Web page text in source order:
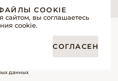
для профессионалов
для профессиональных участников
данных
COOKIE
сайтом, вы соглашаетесь
cookie.
СОГЛАСЕН